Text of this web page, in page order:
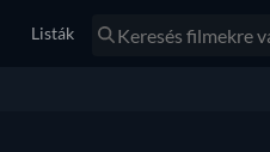
Listák